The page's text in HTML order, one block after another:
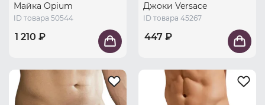
Майка Opium
ID товара 50544
1 210 ₽
Джоки Versace
ID товара 45267
447 ₽